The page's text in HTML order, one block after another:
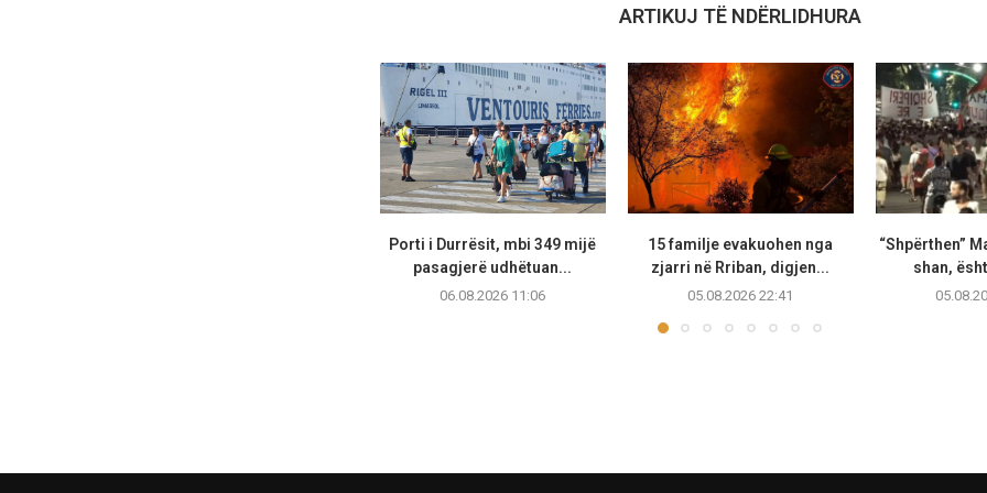
ARTIKUJ TË NDËRLIDHURA
Porti i Durrësit, mbi 349 mijë
pasagjerë udhëtuan...
06.08.2026 11:06
15 familje evakuohen nga
zjarri në Rriban, digjen...
05.08.2026 22:41
“Shpërthen”
shan,